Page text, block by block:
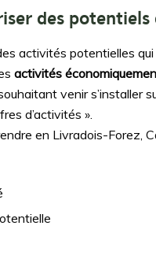
des potentiels
activités potentielles qui
activités
venir s’installer
d’activités ».
en Livradois-Forez,